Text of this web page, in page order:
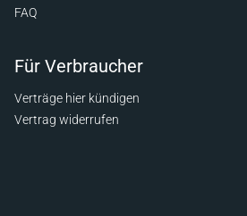
FAQ
Für Verbraucher
Verträge hier kündigen
Vertrag widerrufen